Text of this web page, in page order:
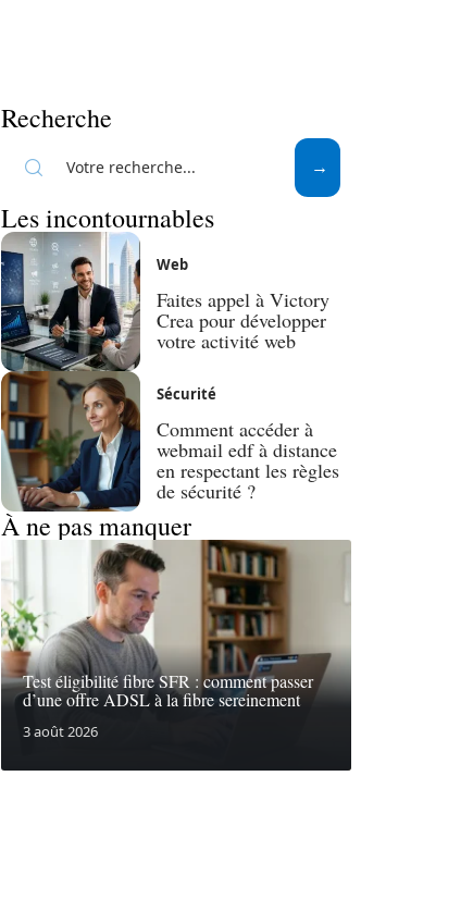
Recherche
Les incontournables
Web
Faites appel à Victory
Crea pour développer
votre activité web
Sécurité
Comment accéder à
webmail edf à distance
en respectant les règles
de sécurité ?
À ne pas manquer
Test éligibilité fibre SFR : comment passer
d’une offre ADSL à la fibre sereinement
3 août 2026